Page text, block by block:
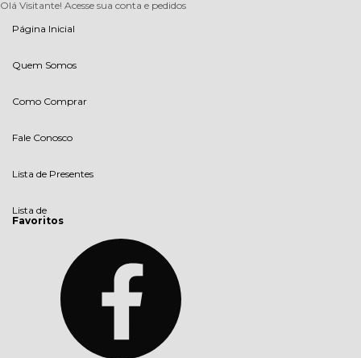
Olá Visitante! Acesse sua conta e pedidos
Página Inicial
Quem Somos
Como Comprar
Fale Conosco
Lista de Presentes
Lista de
Favoritos